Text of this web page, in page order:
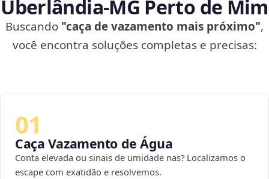
Uberlândia‑MG Perto de Mim
Buscando "caça de vazamento mais próximo",
você encontra soluções completas e precisas:
01
Caça Vazamento de Água
Conta elevada ou sinais de umidade nas? Localizamos o
escape com exatidão e resolvemos.